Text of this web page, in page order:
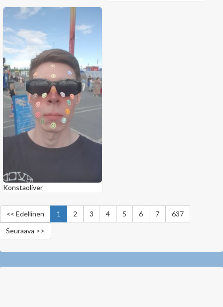
Konstaoliver
<< Edellinen 1 2 3 4 5 6 7
637
Seuraava >>